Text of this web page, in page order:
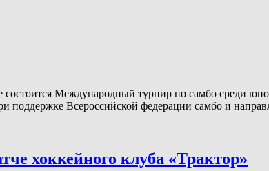
Международный турнир по самбо среди
поддержке Всероссийской федерации самбо и
хоккейного клуба «Трактор»